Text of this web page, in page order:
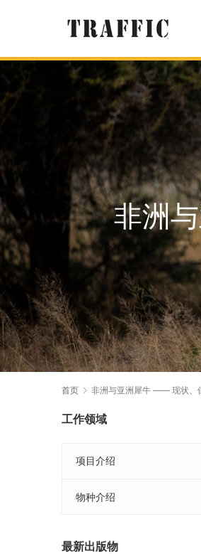
非洲
首页 非洲与亚洲犀牛 —— 现状、
工作领域
项目介绍
物种介绍
最新出版物